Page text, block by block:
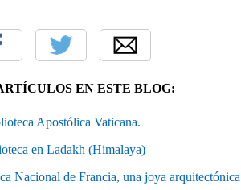
EN ESTE BLOG:
Apostólica Vaticana.
en Ladakh (Himalaya)
Nacional de Francia, una joya